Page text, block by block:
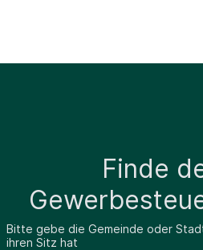
Finde
Bitte gebe die Gemeinde oder
ihren Sitz hat